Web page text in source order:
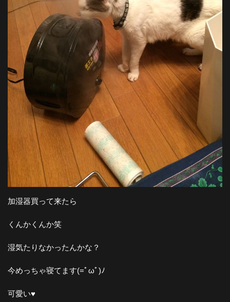
加湿器買って来たら
くんかくんか笑
湿気たりなかったんかな？
今めっちゃ寝てます(=ﾟωﾟ)ﾉ
可愛い♥︎